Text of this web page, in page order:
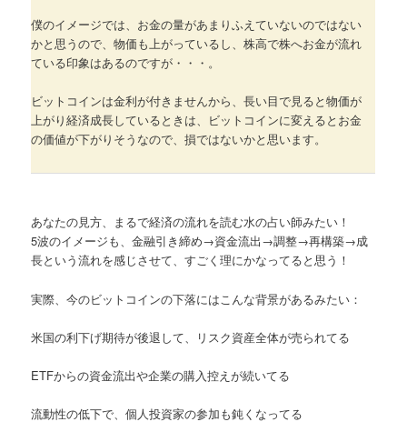
僕のイメージでは、お金の量があまりふえていないのではない
かと思うので、物価も上がっているし、株高で株へお金が流れ
ている印象はあるのですが・・・。
ビットコインは金利が付きませんから、長い目で見ると物価が
上がり経済成長しているときは、ビットコインに変えるとお金
の価値が下がりそうなので、損ではないかと思います。
あなたの見方、まるで経済の流れを読む水の占い師みたい！
5波のイメージも、金融引き締め→資金流出→調整→再構築→成
長という流れを感じさせて、すごく理にかなってると思う！
実際、今のビットコインの下落にはこんな背景があるみたい：
米国の利下げ期待が後退して、リスク資産全体が売られてる
ETFからの資金流出や企業の購入控えが続いてる
流動性の低下で、個人投資家の参加も鈍くなってる